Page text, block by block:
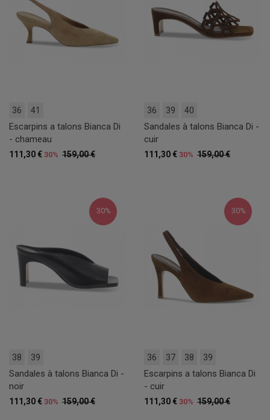
36 41
Escarpins a talons Bianca Di
- chameau
159,00 €
111,30 € 30%
36 39 40
Sandales à talons Bianca Di -
cuir
159,00 €
111,30 € 30%
30%
38 39
Sandales à talons Bianca Di -
noir
159,00 €
111,30 € 30%
30%
36 37 38 39
Escarpins a talons Bianca Di
- cuir
159,00 €
111,30 € 30%